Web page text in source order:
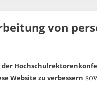
Folgen Sie
von
Website zu verbessern